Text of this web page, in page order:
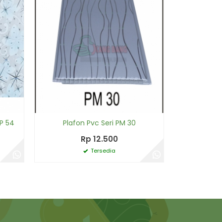
54 Plafon Pvc Seri PM 30
Rp 12.500
Tersedia